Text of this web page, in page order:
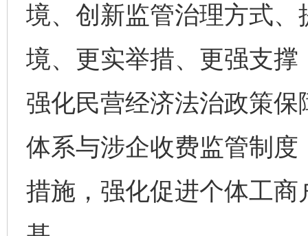
境、创新监管治理方式
境、更实举措、更强支
强化民营经济法治政策
体系与涉企收费监管制
措施，强化促进个体工